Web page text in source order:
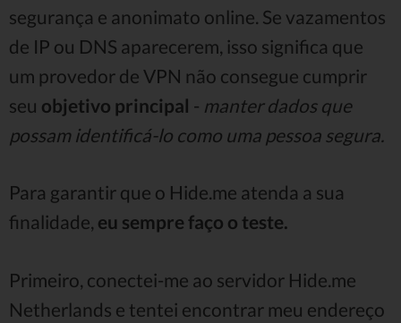
segurança e anonimato online. Se vazamentos
de IP ou DNS aparecerem, isso significa que
um provedor de VPN não consegue cumprir
seu objetivo principal - manter dados que
possam identificá-lo como uma pessoa segura.
Para garantir que o Hide.me atenda a sua
finalidade, eu sempre faço o teste.
Primeiro, conectei-me ao servidor Hide.me
Netherlands e tentei encontrar meu endereço